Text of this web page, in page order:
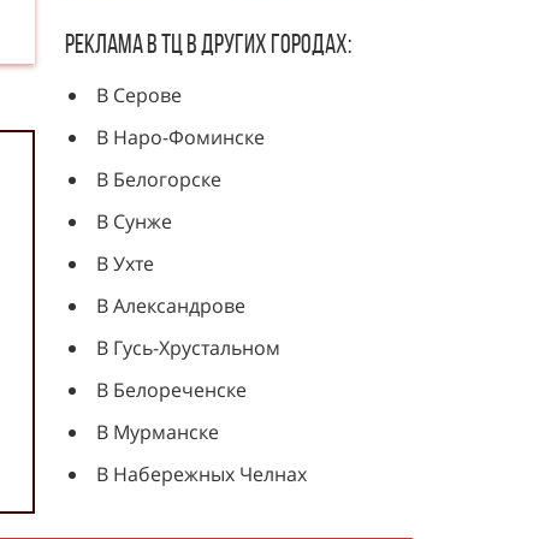
Реклама в ТЦ в других городах:
В Серове
В Наро-Фоминске
В Белогорске
В Сунже
В Ухте
В Александрове
В Гусь-Хрустальном
В Белореченске
В Мурманске
В Набережных Челнах